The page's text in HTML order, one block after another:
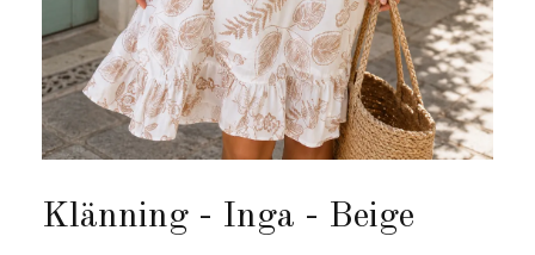
Klänning - Inga - Beige